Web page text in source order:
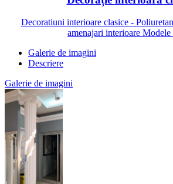
Decoratiuni interioare clasice -
amenajari interioare Modele
Galerie de imagini
Descriere
Galerie de imagini